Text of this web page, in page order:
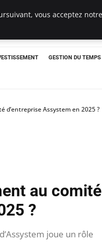
GESTION DU TEMPS
Assystem en 2025 ?
au comité
?
joue un rôle
vous acceptez